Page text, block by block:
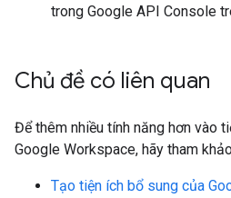
trong Google API Console
Chủ đề có liên quan
Để thêm nhiều tính năng hơn vào
Google Workspace, hãy tham
Tạo tiện ích bổ sung của